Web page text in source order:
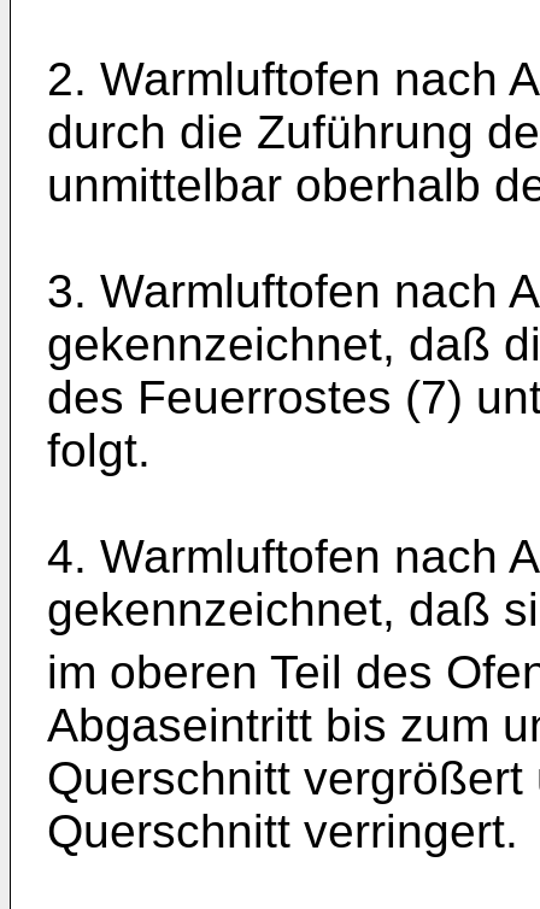
2. Warmluftofen nach
durch die Zuführung
unmittelbar oberhalb
3. Warmluftofen nach
gekennzeichnet, daß
des Feuerrostes (7)
folgt.
4. Warmluftofen nach
gekennzeichnet, daß
im oberen Teil des
Abgaseintritt bis zum
Querschnitt
Querschnitt verringert.